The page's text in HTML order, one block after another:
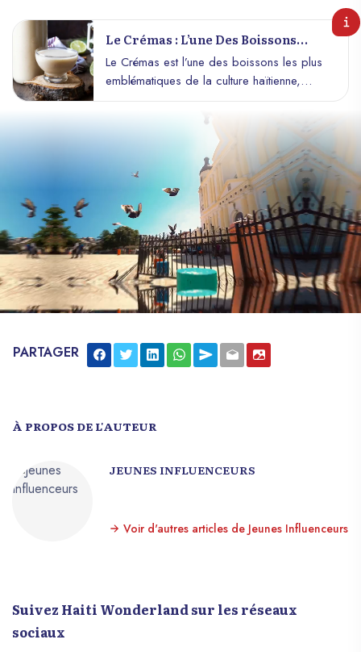
Le Crémas : L’une Des Boissons
Préférées Des Haïtiens À Noël
Le Crémas est l’une des boissons les plus
emblématiques de la culture haïtienne,
particulièrement appréciée pendant la
période des fêtes de Noël. Ce cocktail
sucré et crémeux est devenu un
incontournable lors des célébrations
familiales et communautaires. Cet article
vous invite à découvrir ce délicieux
breuvage, son histoire, sa préparation et
l’importance qu’il revêt pour les Haïtiens
durant Noël.
PARTAGER
À PROPOS DE L'AUTEUR
JEUNES INFLUENCEURS
Voir d'autres articles de Jeunes Influenceurs
Suivez Haiti Wonderland sur les réseaux
sociaux